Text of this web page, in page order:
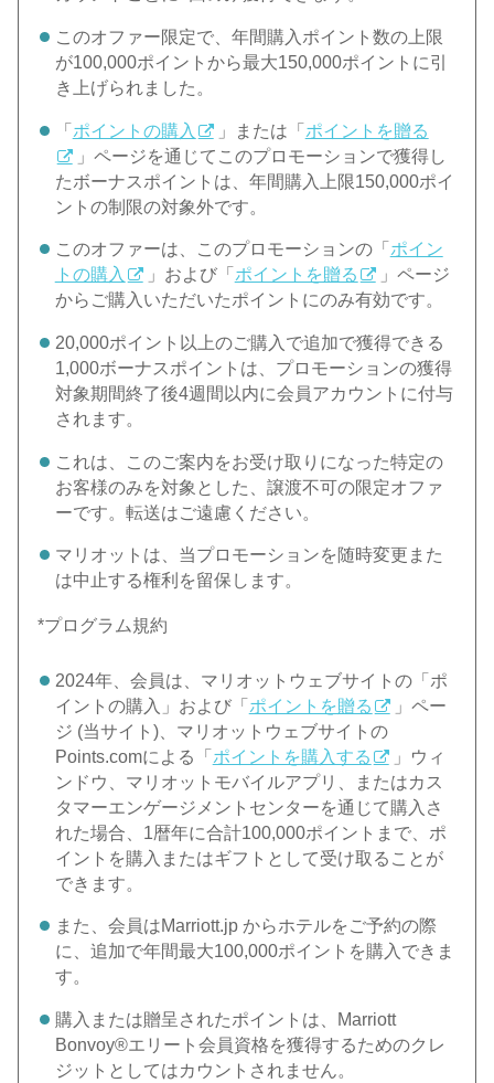
このオファー限定で、年間購入ポイント数の上限
が100,000ポイントから最大150,000ポイントに引
き上げられました。
「 ポイントの購入 」または「 ポイントを贈る
」ページを通じてこのプロモーションで獲得し
たボーナスポイントは、年間購入上限150,000ポイ
ントの制限の対象外です。
このオファーは、このプロモーションの「 ポイン
トの購入
」および「 ポイントを贈る
」ページ
からご購入いただいたポイントにのみ有効です。
20,000ポイント以上のご購入で追加で獲得できる
1,000ボーナスポイントは、プロモーションの獲得
対象期間終了後4週間以内に会員アカウントに付与
されます。
これは、このご案内をお受け取りになった特定の
お客様のみを対象とした、譲渡不可の限定オファ
ーです。転送はご遠慮ください。
マリオットは、当プロモーションを随時変更また
は中止する権利を留保します。
*プログラム規約
2024年、会員は、マリオットウェブサイトの「ポ
イントの購入」および「 ポイントを贈る
」ペー
ジ (当サイト)、マリオットウェブサイトの
Points.comによる「 ポイントを購入する
」ウィ
ンドウ、マリオットモバイルアプリ、またはカス
タマーエンゲージメントセンターを通じて購入さ
れた場合、1暦年に合計100,000ポイントまで、ポ
イントを購入またはギフトとして受け取ることが
できます。
また、会員はMarriott.jp からホテルをご予約の際
に、追加で年間最大100,000ポイントを購入できま
す。
購入または贈呈されたポイントは、Marriott
Bonvoy®エリート会員資格を獲得するためのクレ
ジットとしてはカウントされません。